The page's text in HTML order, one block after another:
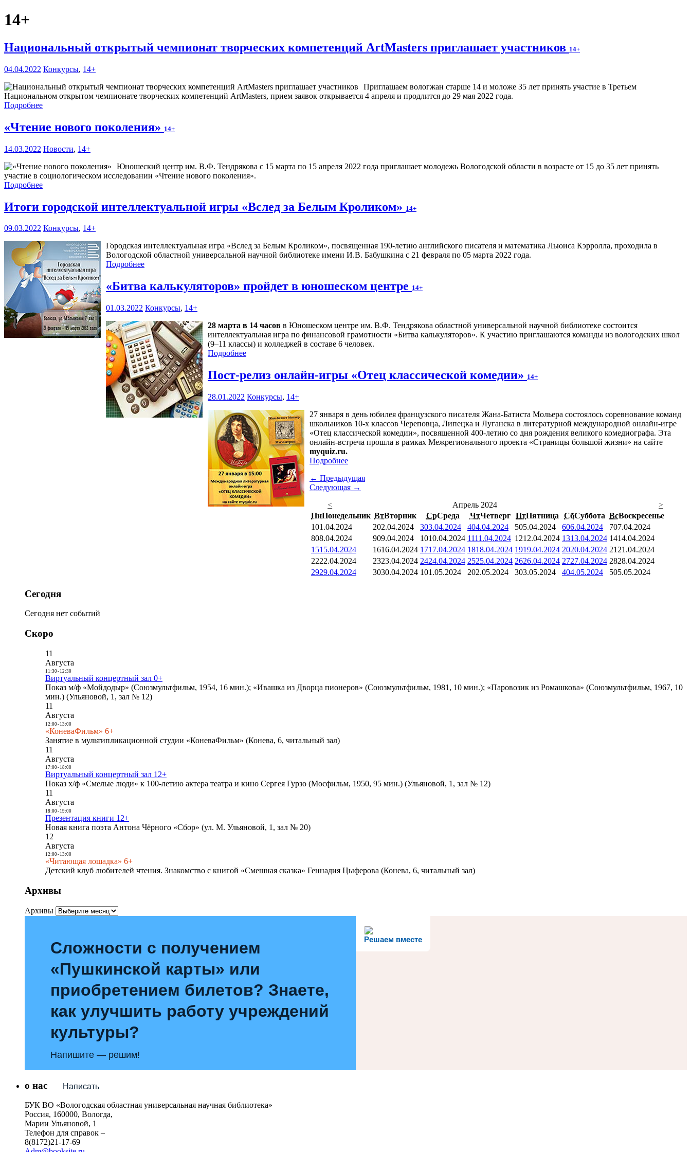
14+
Национальный открытый чемпионат творческих компетенций ArtMasters приглашает участников 14+
04.04.2022 Конкурсы, 14+
Приглашаем вологжан старше 14 и моложе 35 лет принять участие в Третьем
Национальном открытом чемпионате творческих компетенций ArtMasters, прием заявок открывается 4 апреля и продлится до 29 мая 2022 года.
Подробнее
«Чтение нового поколения» 14+
14.03.2022 Новости, 14+
Юношеский центр им. В.Ф. Тендрякова с 15 марта по 15 апреля 2022 года приглашает молодежь Вологодской области в возрасте от 15 до 35 лет принять
участие в социологическом исследовании «Чтение нового поколения».
Подробнее
Итоги городской интеллектуальной игры «Вслед за Белым Кроликом» 14+
09.03.2022 Конкурсы, 14+
Городская интеллектуальная игра «Вслед за Белым Кроликом», посвященная 190-летию английского писателя и математика Льюиса Кэрролла, проходила в
Вологодской областной универсальной научной библиотеке имени И.В. Бабушкина с 21 февраля по 05 марта 2022 года.
Подробнее
«Битва калькуляторов» пройдет в юношеском центре 14+
01.03.2022 Конкурсы, 14+
28 марта в 14 часов в Юношеском центре им. В.Ф. Тендрякова областной универсальной научной библиотеке состоится
интеллектуальная игра по финансовой грамотности «Битва калькуляторов». К участию приглашаются команды из вологодских школ
(9–11 классы) и колледжей в составе 6 человек.
Подробнее
Пост-релиз онлайн-игры «Отец классической комедии» 14+
28.01.2022 Конкурсы, 14+
27 января в день юбилея французского писателя Жана-Батиста Мольера состоялось соревнование команд
школьников 10-х классов Череповца, Липецка и Луганска в литературной международной онлайн-игре
«Отец классической комедии», посвященной 400-летию со дня рождения великого комедиографа. Эта
онлайн-встреча прошла в рамках Межрегионального проекта «Страницы большой жизни» на сайте
myquiz.ru.
Подробнее
← Предыдущая
Следующая →
<
Апрель 2024
>
ПнПонедельник ВтВторник СрСреда ЧтЧетверг ПтПятница СбСуббота ВсВоскресенье
101.04.2024 202.04.2024 303.04.2024 404.04.2024 505.04.2024 606.04.2024 707.04.2024
808.04.2024 909.04.2024 1010.04.2024 1111.04.2024 1212.04.2024 1313.04.2024 1414.04.2024
1515.04.2024 1616.04.2024 1717.04.2024 1818.04.2024 1919.04.2024 2020.04.2024 21 21.04.2024
2222.04.2024 2323.04.2024 2424.04.2024 2525.04.2024 2626.04.2024 2727.04.2024 2828.04.2024
2929.04.2024 3030.04.2024 101.05.2024 202.05.2024 303.05.2024 404.05.2024 505.05.2024
Сегодня
Сегодня нет событий
Скоро
11
Августа
11:30- 12:30
Виртуальный концертный зал 0+
Показ м/ф «Мойдодыр» (Союзмультфильм, 1954, 16 мин.); «Ивашка из Дворца пионеров» (Союзмультфильм, 1981, 10 мин.); «Паровозик из Ромашкова» (Союзмультфильм, 1967, 10
мин.) (Ульяновой, 1, зал № 12)
11
Августа
12:00- 13:00
«КоневаФильм» 6+
Занятие в мультипликационной студии «КоневаФильм» (Конева, 6, читальный зал)
11
Августа
17:00- 18:00
Виртуальный концертный зал 12+
Показ х/ф «Смелые люди» к 100-летию актера театра и кино Сергея Гурзо (Мосфильм, 1950, 95 мин.) (Ульяновой, 1, зал № 12)
11
Августа
18:00- 19:00
Презентация книги 12+
Новая книга поэта Антона Чёрного «Сбор» (ул. М. Ульяновой, 1, зал № 20)
12
Августа
12:00- 13:00
«Читающая лошадка» 6+
Детский клуб любителей чтения. Знакомство с книгой «Смешная сказка» Геннадия Цыферова (Конева, 6, читальный зал)
Архивы
Архивы
Решаем вместе
Сложности с получением
«Пушкинской карты» или
приобретением билетов? Знаете,
как улучшить работу учреждений
культуры?
Напишите — решим!
Написать
о нас
БУК ВО «Вологодская областная универсальная научная библиотека»
Россия, 160000, Вологда,
Марии Ульяновой, 1
Телефон для справок –
8(8172)21-17-69